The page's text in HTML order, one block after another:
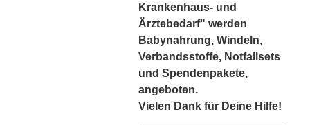
Krankenhaus- und
Ärztebedarf" werden
Babynahrung, Windeln,
Verbandsstoffe, Notfallsets
und Spendenpakete,
angeboten.
Vielen Dank für Deine Hilfe!